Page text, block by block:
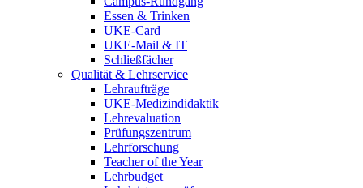
Essen & Trinken
UKE-Card
UKE-Mail & IT
Schließfächer
Qualität & Lehrservice
Lehraufträge
UKE-Medizindidaktik
Lehrevaluation
Prüfungszentrum
Lehrforschung
Teacher of the Year
Lehrbudget